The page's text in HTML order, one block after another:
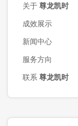
关于 尊龙凯时
成效展示
新闻中心
服务方向
联系 尊龙凯时